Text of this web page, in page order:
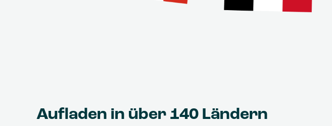
Aufladen in über 140 Ländern